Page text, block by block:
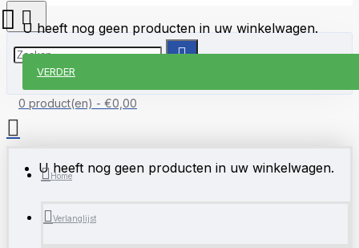
0 product(en) - €0,00
U heeft nog geen producten in uw winkelwagen.
U heeft nog geen producten in uw winkelwagen.
VERDER
Home
Verlanglijst